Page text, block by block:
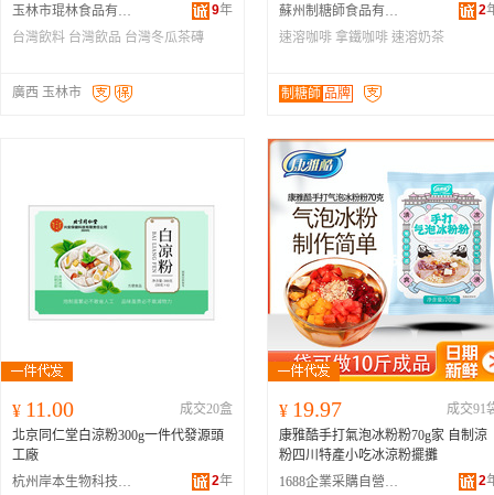
玉林市琨林食品有限公司
9年
台灣飲料 台灣飲品 台灣冬瓜茶磚
廣西 玉林市
蘇州制糖師食品有限公司
2
速溶咖啡 拿鐵咖啡 速溶奶茶
制糖師 品牌
¥ 11.00
成交20盒
北京同仁堂白涼粉300g一件代發源頭
工廠
杭州岸本生物科技有限公司
2年
¥ 19.97
成交91
康雅酷手打氣泡冰粉粉70g家 自制涼
粉四川特產小吃冰涼粉擺攤
1688企業采購自營商城
2